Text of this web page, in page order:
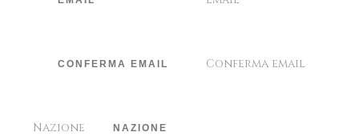
Conferma email
Nazione